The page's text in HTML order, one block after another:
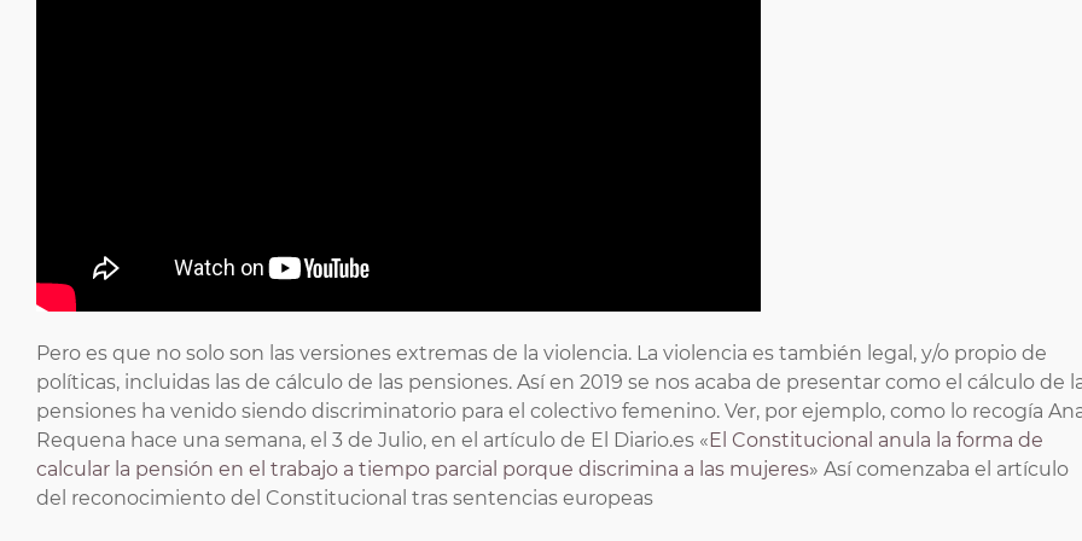
Pero es que no solo son las versiones extremas de la violencia. La violencia es también legal, y/o propio de
políticas, incluidas las de cálculo de las pensiones. Así en 2019 se nos acaba de presentar como el cálculo de
pensiones ha venido siendo discriminatorio para el colectivo femenino. Ver, por ejemplo, como lo recogía
Requena hace una semana, el 3 de Julio, en el artículo de El Diario.es « El Constitucional anula la forma de
calcular la pensión en el trabajo a tiempo parcial porque discrimina a las mujeres» Así comenzaba el artículo
del reconocimiento del Constitucional tras sentencias europeas